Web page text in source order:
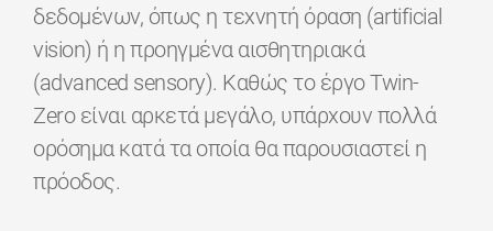
δεδομένων, όπως η τεχνητή όραση (artificial
vision) ή η προηγμένα αισθητηριακά
(advanced sensory). Καθώς το έργο Twin-
Zero είναι αρκετά μεγάλο, υπάρχουν πολλά
ορόσημα κατά τα οποία θα παρουσιαστεί η
πρόοδος.